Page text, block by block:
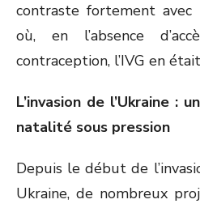
contraste fortement
où, en l’absence
contraception, l’IVG en
L’invasion de l’Ukraine :
natalité sous pression
Depuis le début de
Ukraine, de nombreux